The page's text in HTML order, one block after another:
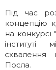
Під час
концепцію
на
інституті
схвалення
Посла.